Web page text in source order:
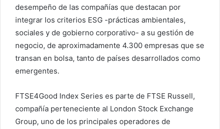
desempeño de las compañías que destacan por
integrar los criterios ESG -prácticas ambientales,
sociales y de gobierno corporativo- a su gestión de
negocio, de aproximadamente 4.300 empresas que se
transan en bolsa, tanto de países desarrollados como
emergentes.
FTSE4Good Index Series es parte de FTSE Russell,
compañía perteneciente al London Stock Exchange
Group, uno de los principales operadores de